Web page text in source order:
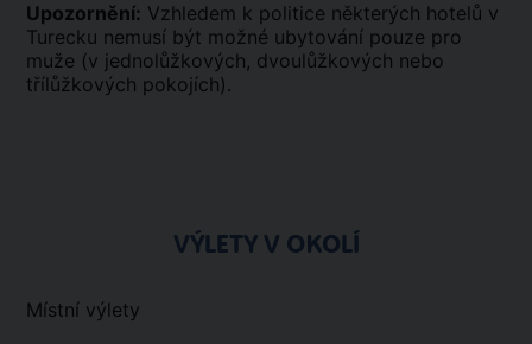
Upozornění: Vzhledem k politice některých hotelů v
Turecku nemusí být možné ubytování pouze pro
muže (v jednolůžkových, dvoulůžkových nebo
třílůžkových pokojích).
VÝLETY V OKOLÍ
Místní výlety